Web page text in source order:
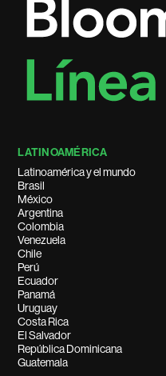
LATINOAMÉRICA
Latinoamérica y el mundo
Brasil
México
Argentina
Colombia
Venezuela
Chile
Perú
Ecuador
Panamá
Uruguay
Costa Rica
El Salvador
República Dominicana
Guatemala